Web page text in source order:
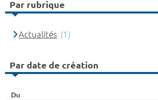
Par rubrique
Actualités (1)
Par date de création
Du